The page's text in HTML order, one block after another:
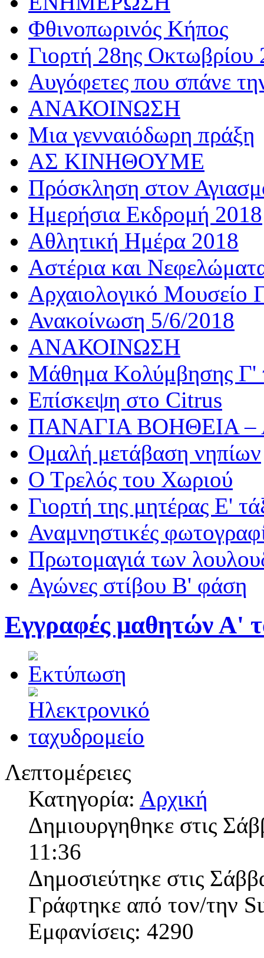
Φθινοπωρινός Κήπος
Γιορτή 28ης Οκτωβρίου
Αυγόφετες που σπάνε
ΑΝΑΚΟΙΝΩΣΗ
Μια γενναιόδωρη πράξη
ΑΣ ΚΙΝΗΘΟΥΜΕ
Πρόσκληση στον
Ημερήσια Εκδρομή 2018
Αθλητική Ημέρα 2018
Αστέρια και
Αρχαιολογικό Μουσείο
Ανακοίνωση 5/6/2018
ΑΝΑΚΟΙΝΩΣΗ
Μάθημα Κολύμβησης Γ'
Επίσκεψη στο Citrus
ΠΑΝΑΓΙΑ ΒΟΗΘΕΙΑ
Ομαλή μετάβαση νηπίων
Ο Τρελός του Χωριού
Γιορτή της μητέρας Ε'
Αναμνηστικές
Πρωτομαγιά των
Αγώνες στίβου Β' φάση
Εγγραφές μαθητών Α'
Λεπτομέρειες
Κατηγορία: Αρχική
Δημιουργηθηκε στις
11:36
Δημοσιεύτηκε στις
Γράφτηκε από τον/την
Εμφανίσεις: 4290